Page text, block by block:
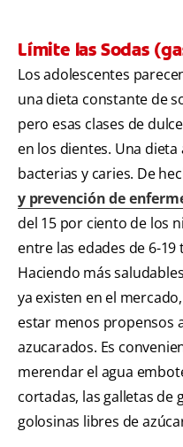
Límite las Sodas
Los adolescentes
una dieta constante de
pero esas clases de
en los dientes. Una
bacterias y caries. De
y prevención de
del 15 por ciento de los
entre las edades de 6-
Haciendo más
ya existen en el
estar menos propensos
azucarados. Es
merendar el agua
cortadas, las galletas de
golosinas libres de